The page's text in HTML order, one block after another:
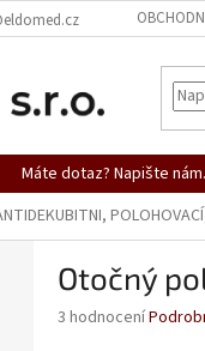
Máte dotaz? Napište
Otočný
Průměrné
3 hodnocení